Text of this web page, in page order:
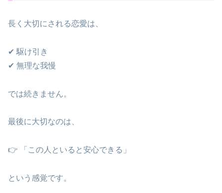
長く大切にされる恋愛は、
✔ 駆け引き
✔ 無理な我慢
では続きません。
最後に大切なのは、
👉 「この人といると安心できる」
という感覚です。